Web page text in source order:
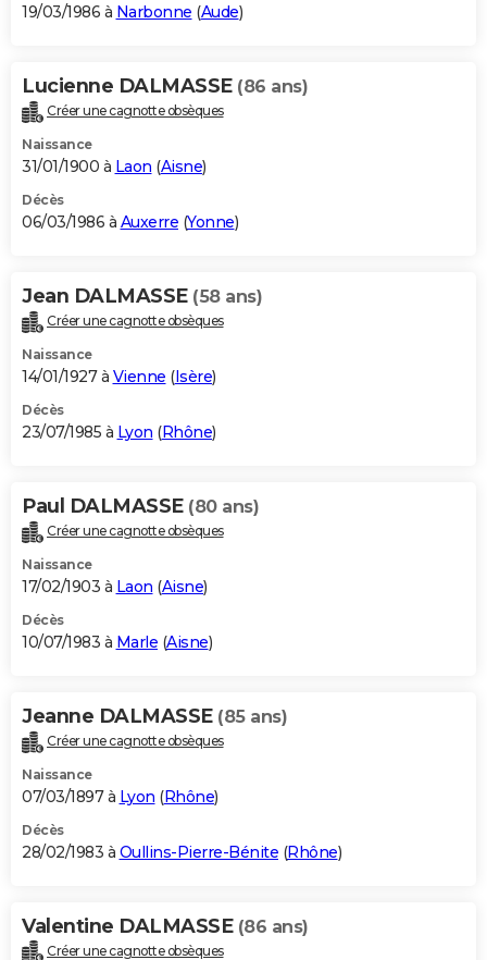
19/03/1986 à Narbonne (Aude)
Lucienne DALMASSE (86 ans)
Créer une cagnotte obsèques
Naissance
31/01/1900 à Laon (Aisne)
Décès
06/03/1986 à Auxerre (Yonne)
Jean DALMASSE (58 ans)
Créer une cagnotte obsèques
Naissance
14/01/1927 à Vienne (Isère)
Décès
23/07/1985 à Lyon (Rhône)
Paul DALMASSE (80 ans)
Créer une cagnotte obsèques
Naissance
17/02/1903 à Laon (Aisne)
Décès
10/07/1983 à Marle (Aisne)
Jeanne DALMASSE (85 ans)
Créer une cagnotte obsèques
Naissance
07/03/1897 à Lyon (Rhône)
Décès
28/02/1983 à Oullins-Pierre-Bénite (Rhône)
Valentine DALMASSE (86 ans)
Créer une cagnotte obsèques